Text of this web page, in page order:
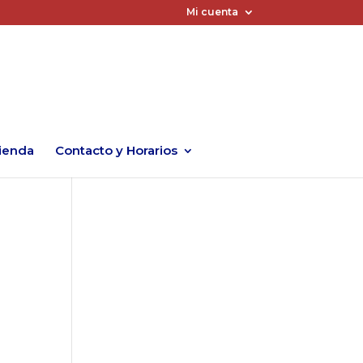
Mi cuenta
Contacto y Horarios